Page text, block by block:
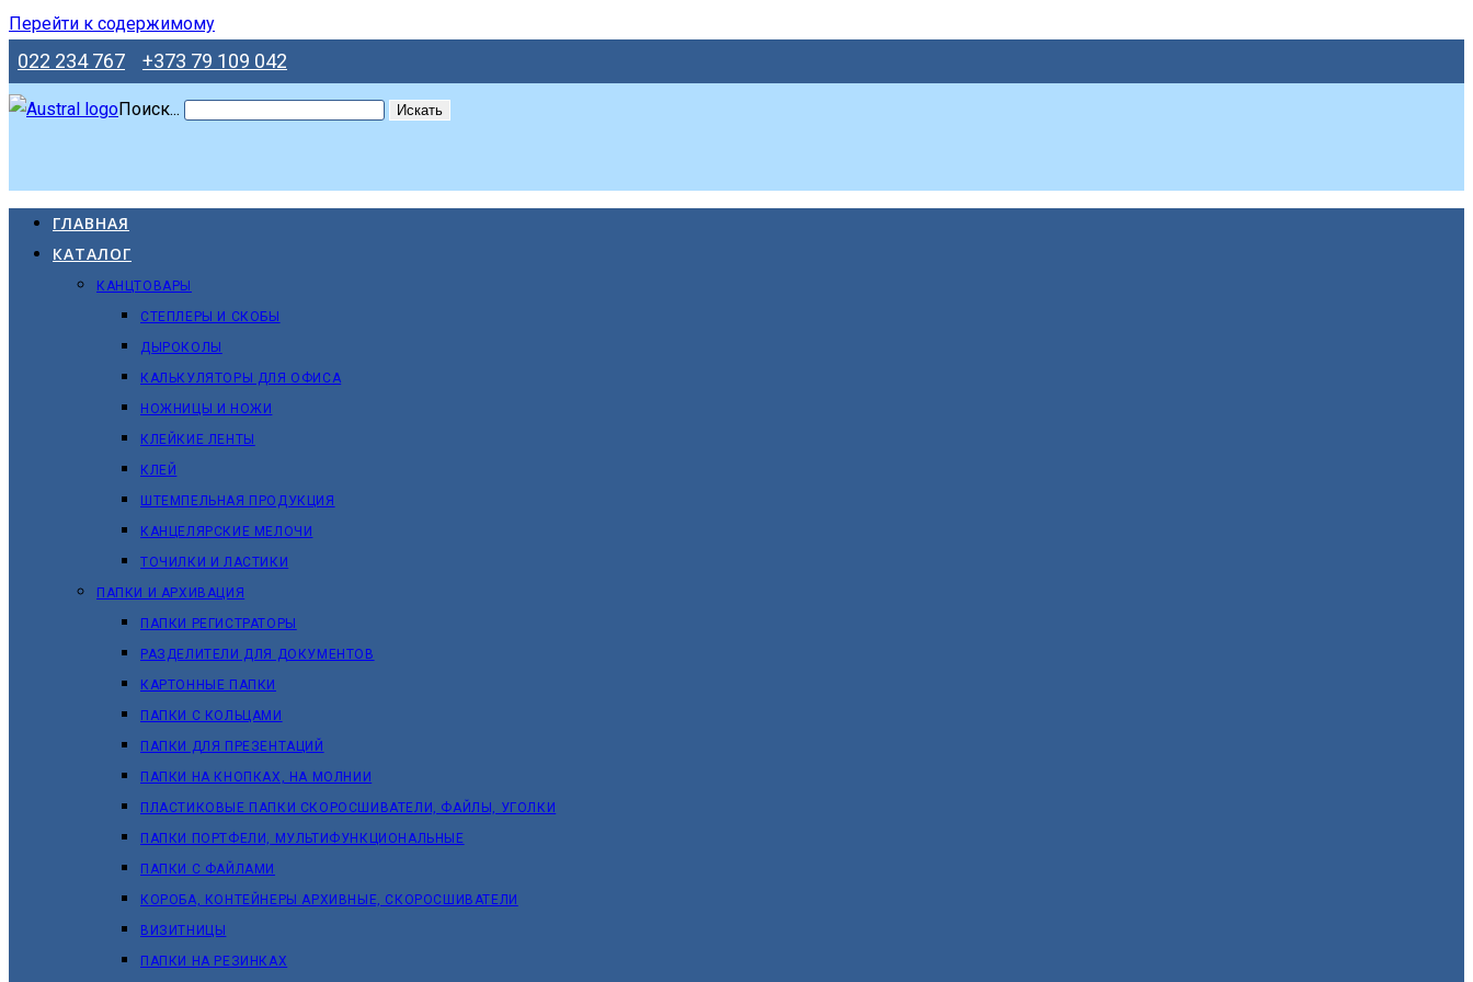
Перейти к содержимому
022 234 767 +373 79 109 042
Поиск... Искать
ГЛАВНАЯ
КАТАЛОГ
КАНЦТОВАРЫ
СТЕПЛЕРЫ И СКОБЫ
ДЫРОКОЛЫ
КАЛЬКУЛЯТОРЫ ДЛЯ ОФИСА
НОЖНИЦЫ И НОЖИ
КЛЕЙКИЕ ЛЕНТЫ
КЛЕЙ
ШТЕМПЕЛЬНАЯ ПРОДУКЦИЯ
КАНЦЕЛЯРСКИЕ МЕЛОЧИ
ТОЧИЛКИ И ЛАСТИКИ
ПАПКИ И АРХИВАЦИЯ
ПАПКИ РЕГИСТРАТОРЫ
РАЗДЕЛИТЕЛИ ДЛЯ ДОКУМЕНТОВ
КАРТОННЫЕ ПАПКИ
ПАПКИ С КОЛЬЦАМИ
ПАПКИ ДЛЯ ПРЕЗЕНТАЦИЙ
ПАПКИ НА КНОПКАХ, НА МОЛНИИ
ПЛАСТИКОВЫЕ ПАПКИ СКОРОСШИВАТЕЛИ, ФАЙЛЫ, УГОЛКИ
ПАПКИ ПОРТФЕЛИ, МУЛЬТИФУНКЦИОНАЛЬНЫЕ
ПАПКИ С ФАЙЛАМИ
КОРОБА, КОНТЕЙНЕРЫ АРХИВНЫЕ, СКОРОСШИВАТЕЛИ
ВИЗИТНИЦЫ
ПАПКИ НА РЕЗИНКАХ